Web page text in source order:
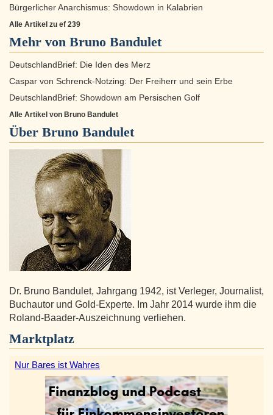
Bürgerlicher Anarchismus: Showdown in Kalabrien
Alle Artikel zu ef 239
Mehr von Bruno Bandulet
DeutschlandBrief: Die Iden des Merz
Caspar von Schrenck-Notzing: Der Freiherr und sein Erbe
DeutschlandBrief: Showdown am Persischen Golf
Alle Artikel von Bruno Bandulet
Über Bruno Bandulet
Dr. Bruno Bandulet, Jahrgang 1942, ist Verleger, Journalist,
Buchautor und Gold-Experte. Im Jahr 2014 wurde ihm die
Roland-Baader-Auszeichnung verliehen.
Marktplatz
Nur Bares ist Wahres